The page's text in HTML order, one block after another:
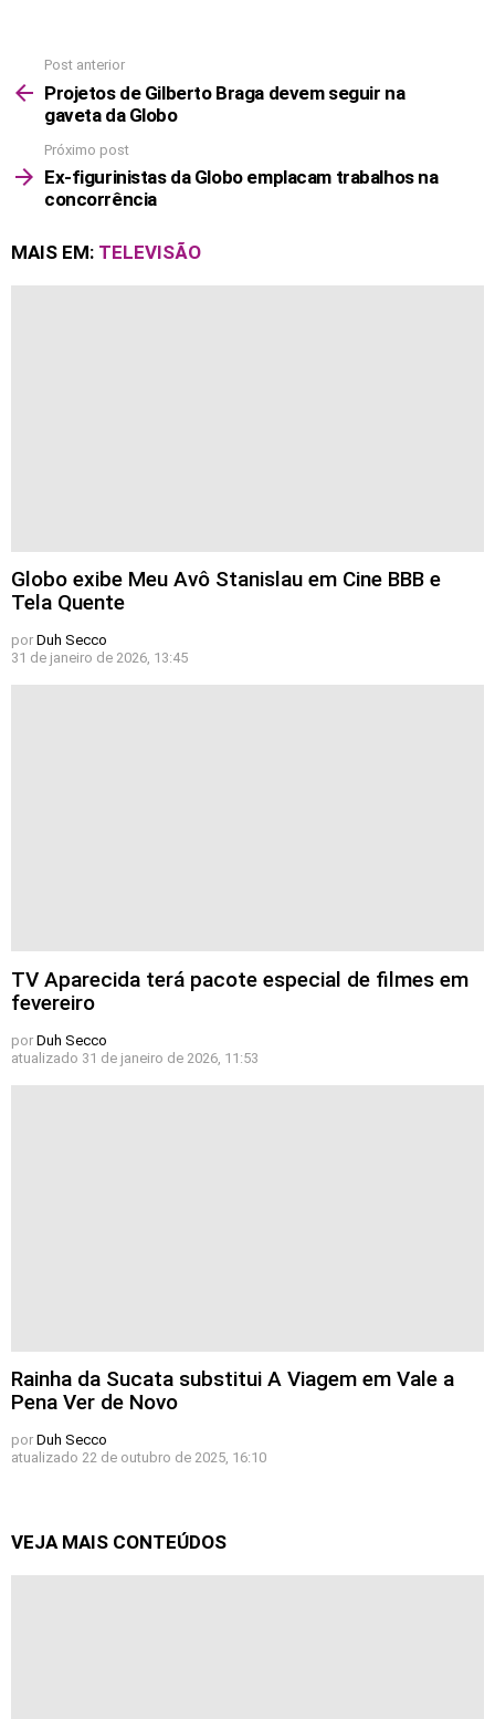
more
Post anterior
Projetos de Gilberto Braga devem seguir na
gaveta da Globo
Próximo post
Ex-figurinistas da Globo emplacam trabalhos na
concorrência
MAIS EM: TELEVISÃO
Globo exibe Meu Avô Stanislau em Cine BBB e
Tela Quente
por Duh Secco
31 de janeiro de 2026, 13:45
TV Aparecida terá pacote especial de filmes em
fevereiro
por Duh Secco
atualizado 31 de janeiro de 2026, 11:53
Rainha da Sucata substitui A Viagem em Vale a
Pena Ver de Novo
por Duh Secco
atualizado 22 de outubro de 2025, 16:10
VEJA MAIS CONTEÚDOS